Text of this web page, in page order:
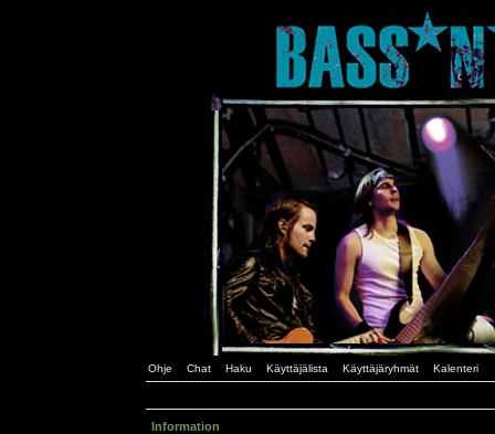
Ohje Chat Haku Käyttäjälista Käyttäjäryhmät Kalenteri
Information